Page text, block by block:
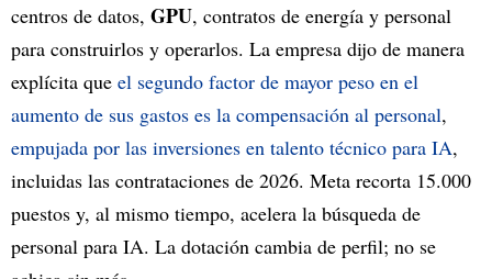
centros de datos, GPU, contratos de energía y personal
para construirlos y operarlos. La empresa dijo de manera
explícita que el segundo factor de mayor peso en el
aumento de sus gastos es la compensación al personal,
empujada por las inversiones en talento técnico para IA,
incluidas las contrataciones de 2026. Meta recorta 15.000
puestos y, al mismo tiempo, acelera la búsqueda de
personal para IA. La dotación cambia de perfil; no se